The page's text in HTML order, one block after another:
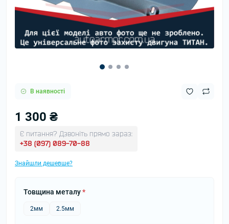
В наявності
1 300 ₴
Є питання? Дзвоніть прямо зараз:
+38 (097) 089-70-88
Знайшли дешевше?
Товщина металу*
2мм 2.5мм